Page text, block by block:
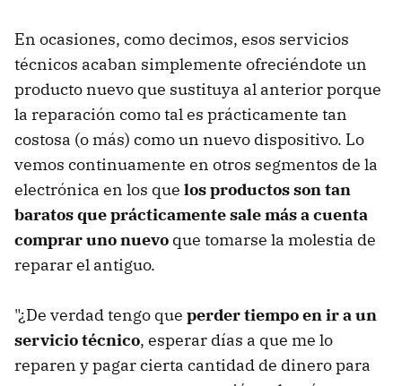
En ocasiones, como decimos, esos servicios
técnicos acaban simplemente ofreciéndote un
producto nuevo que sustituya al anterior porque
la reparación como tal es prácticamente tan
costosa (o más) como un nuevo dispositivo. Lo
vemos continuamente en otros segmentos de la
electrónica en los que los productos son tan
baratos que prácticamente sale más a cuenta
comprar uno nuevo que tomarse la molestia de
reparar el antiguo.
"¿De verdad tengo que perder tiempo en ir a un
servicio técnico, esperar días a que me lo
reparen y pagar cierta cantidad de dinero para